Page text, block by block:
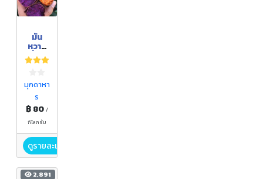
มัน
หวาน
ญี่ปุ่น(
สีส้ม)
มุกดาหา
ร
฿ 80 /
กิโลกรัม
ดูรายละเอียด
2,891